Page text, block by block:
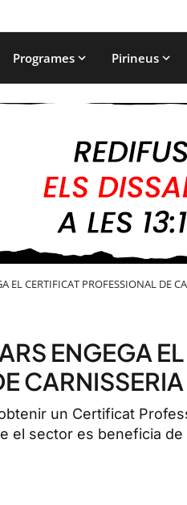
Programes Pirineus
EL CERTIFICAT PROFESSIONAL DE
ENGEGA EL
CARNISSERIA
un Certificat
el sector es beneficia